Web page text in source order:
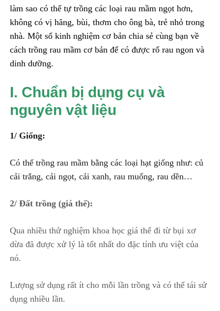
làm sao có thể tự trồng các loại rau mầm ngọt hơn,
không có vị hăng, bùi, thơm cho ông bà, trẻ nhỏ trong
nhà. Một số kinh nghiệm cơ bản chia sẻ cùng bạn về
cách trồng rau mầm cơ bản để có được rổ rau ngon và
dinh dưỡng.
I. Chuẩn bị dụng cụ và
nguyên vật liệu
1/ Giống:
Có thể trồng rau mầm bằng các loại hạt giống như: củ
cải trắng, cải ngọt, cải xanh, rau muống, rau dền…
2/ Đất trồng (giá thể):
Qua nhiều thử nghiệm khoa học giá thể đi từ bụi xơ
dừa đã được xử lý là tốt nhất do đặc tính ưu việt của
nó.
Lượng sử dụng rất ít cho mỗi lần trồng và có thể tái sử
dụng nhiều lần.